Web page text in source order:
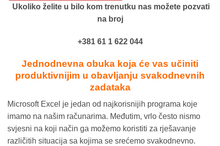
Ukoliko želite u bilo kom trenutku nas možete pozvati
na broj
+381 61 1 622 044
Jednodnevna obuka koja će vas učiniti
produktivnijim u obavljanju svakodnevnih
zadataka
Microsoft Excel je jedan od najkorisnijih programa koje
imamo na našim računarima. Međutim, vrlo često nismo
svjesni na koji način ga možemo koristiti za rješavanje
različitih situacija sa kojima se srećemo svakodnevno.